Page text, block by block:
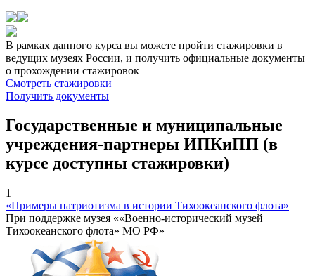
В рамках данного курса вы можете пройти стажировки в
ведущих музеях России, и получить официальные документы
о прохождении стажировок
Смотреть стажировки
Получить документы
Государственные и муниципальные
учреждения-партнеры ИПКиПП (в
курсе доступны стажировки)
1
«Примеры патриотизма в истории Тихоокеанского флота»
При поддержке музея ««Военно-исторический музей
Тихоокеанского флота» МО РФ»